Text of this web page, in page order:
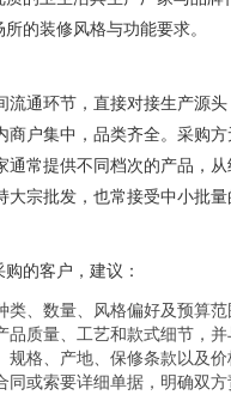
的装修风格与功能要求。
流通环节，直接对接生产源
商户集中，品类齐全。采购
通常提供不同档次的产品，
大宗批发，也常接受中小批
的客户，建议：
、数量、风格偏好及预算范
品质量、工艺和款式细节，并
格、产地、保修条款以及价
或索要详细单据，明确双方